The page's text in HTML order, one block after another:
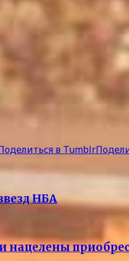
в Tumblr
НБА
нацелены